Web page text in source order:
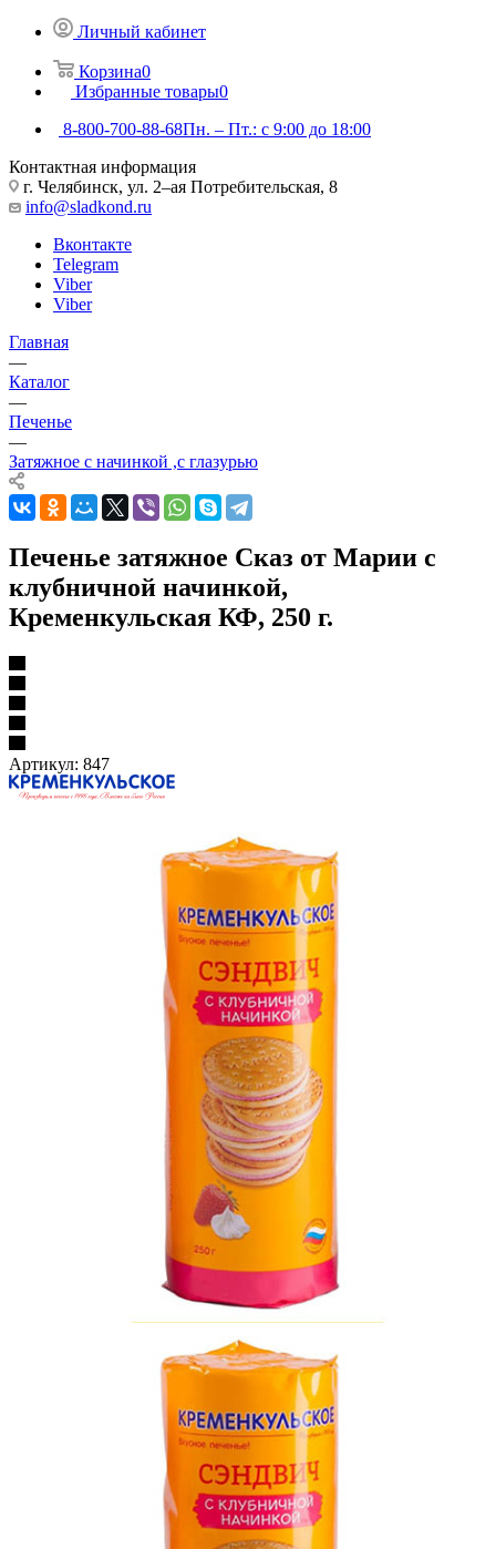
Личный кабинет
Корзина0
Избранные товары0
8-800-700-88-68Пн. – Пт.: с 9:00 до 18:00
Контактная информация
г. Челябинск, ул. 2–ая Потребительская, 8
info@sladkond.ru
Вконтакте
Telegram
Viber
Viber
Главная
—
Каталог
—
Печенье
—
Затяжное с начинкой ,с глазурью
Печенье затяжное Сказ от Марии с
клубничной начинкой,
Кременкульская КФ, 250 г.
Артикул: 847